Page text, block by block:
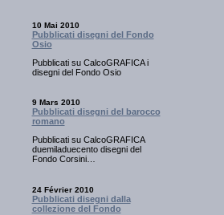
10 Mai 2010
Pubblicati disegni del Fondo
Osio
Pubblicati su CalcoGRAFICA i
disegni del Fondo Osio
9 Mars 2010
Pubblicati disegni del barocco
romano
Pubblicati su CalcoGRAFICA
duemiladuecento disegni del
Fondo Corsini…
24 Février 2010
Pubblicati disegni dalla
collezione del Fondo